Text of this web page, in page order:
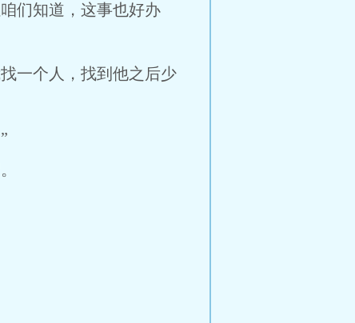
们知道，这事也好办
一个人，找到他之后少